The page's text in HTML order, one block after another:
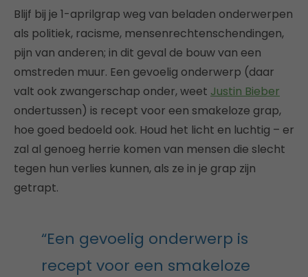
Blijf bij je 1-aprilgrap weg van beladen onderwerpen
als politiek, racisme, mensenrechtenschendingen,
pijn van anderen; in dit geval de bouw van een
omstreden muur. Een gevoelig onderwerp (daar
valt ook zwangerschap onder, weet Justin Bieber
ondertussen) is recept voor een smakeloze grap,
hoe goed bedoeld ook. Houd het licht en luchtig – er
zal al genoeg herrie komen van mensen die slecht
tegen hun verlies kunnen, als ze in je grap zijn
getrapt.
“Een gevoelig onderwerp is
recept voor een smakeloze